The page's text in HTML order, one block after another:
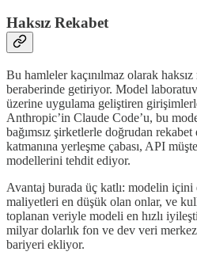
Haksız Rekabet
Bu hamleler kaçınılmaz olarak haksız
beraberinde getiriyor. Model
üzerine uygulama geliştiren
Anthropic’in Claude Code’u, bu
bağımsız şirketlerle doğrudan
katmanına yerleşme çabası, API
modellerini tehdit ediyor.
Avantaj burada üç katlı: modelin içini
maliyetleri en düşük olan onlar, ve
toplanan veriyle modeli en hızlı
milyar dolarlık fon ve dev veri
bariyeri ekliyor.